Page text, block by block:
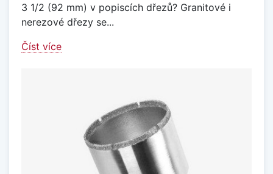
3 1/2 (92 mm) v popiscích dřezů? Granitové i
nerezové dřezy se...
Číst více